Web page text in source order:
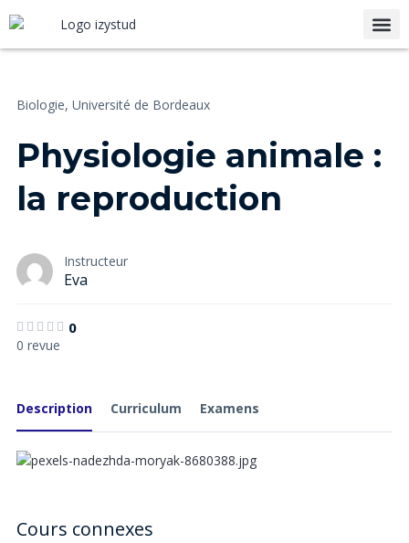
Biologie, Université de Bordeaux
Physiologie animale :
la reproduction
Instructeur
Eva
0
0 revue
Description Curriculum Examens
Cours connexes